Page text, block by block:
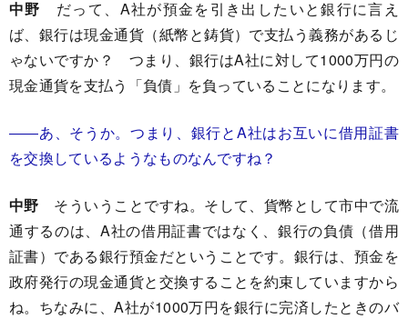
中野 だって、A社が預金を引き出したいと銀行に言え
ば、銀行は現金通貨（紙幣と鋳貨）で支払う義務があるじ
ゃないですか？ つまり、銀行はA社に対して1000万円の
現金通貨を支払う「負債」を負っていることになります。
――あ、そうか。つまり、銀行とA社はお互いに借用証書
を交換しているようなものなんですね？
中野 そういうことですね。そして、貨幣として市中で流
通するのは、A社の借用証書ではなく、銀行の負債（借用
証書）である銀行預金だということです。銀行は、預金を
政府発行の現金通貨と交換することを約束していますから
ね。ちなみに、A社が1000万円を銀行に完済したときのバ